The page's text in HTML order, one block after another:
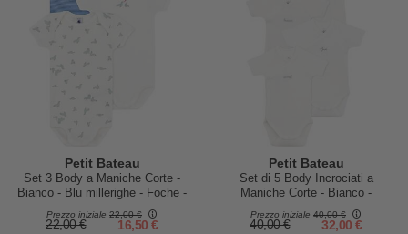
Petit Bateau
Set 3 Body a Maniche Corte -
Bianco - Blu millerighe - Foche -
Prezzo iniziale 22,00 €
22,00 € 16,50 €
Petit Bateau
Set di 5 Body Incrociati a
Maniche Corte - Bianco -
Animali - Giorni della Settimana
- 100% Cotone Bio
Prezzo iniziale 40,00 €
40,00 € 32,00 €